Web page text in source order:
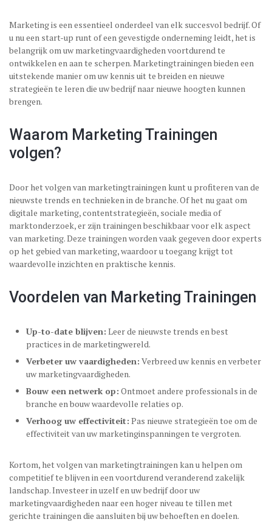
Marketing is een essentieel onderdeel van elk succesvol bedrijf. Of
u nu een start-up runt of een gevestigde onderneming leidt, het is
belangrijk om uw marketingvaardigheden voortdurend te
ontwikkelen en aan te scherpen. Marketingtrainingen bieden een
uitstekende manier om uw kennis uit te breiden en nieuwe
strategieën te leren die uw bedrijf naar nieuwe hoogten kunnen
brengen.
Waarom Marketing Trainingen
volgen?
Door het volgen van marketingtrainingen kunt u profiteren van de
nieuwste trends en technieken in de branche. Of het nu gaat om
digitale marketing, contentstrategieën, sociale media of
marktonderzoek, er zijn trainingen beschikbaar voor elk aspect
van marketing. Deze trainingen worden vaak gegeven door experts
op het gebied van marketing, waardoor u toegang krijgt tot
waardevolle inzichten en praktische kennis.
Voordelen van Marketing Trainingen
Up-to-date blijven: Leer de nieuwste trends en best
practices in de marketingwereld.
Verbeter uw vaardigheden: Verbreed uw kennis en verbeter
uw marketingvaardigheden.
Bouw een netwerk op: Ontmoet andere professionals in de
branche en bouw waardevolle relaties op.
Verhoog uw effectiviteit: Pas nieuwe strategieën toe om de
effectiviteit van uw marketinginspanningen te vergroten.
Kortom, het volgen van marketingtrainingen kan u helpen om
competitief te blijven in een voortdurend veranderend zakelijk
landschap. Investeer in uzelf en uw bedrijf door uw
marketingvaardigheden naar een hoger niveau te tillen met
gerichte trainingen die aansluiten bij uw behoeften en doelen.